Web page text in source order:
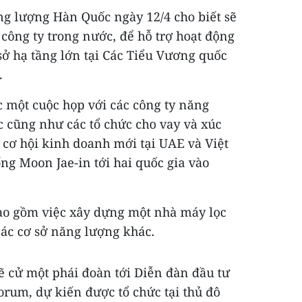
lượng Hàn Quốc ngày 12/4 cho biết sẽ
ty trong nước, để hỗ trợ hoạt động
hạ tầng lớn tại Các Tiểu Vương quốc
cuộc họp với các công ty năng
như các tổ chức cho vay và xúc
hội kinh doanh mới tại UAE và Việt
Moon Jae-in tới hai quốc gia vào
gồm việc xây dựng một nhà máy lọc
cơ sở năng lượng khác.
cử một phái đoàn tới Diễn đàn đầu tư
dự kiến được tổ chức tại thủ đô